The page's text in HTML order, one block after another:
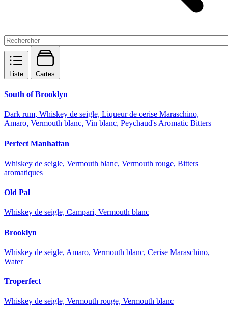
Liste Cartes
South of Brooklyn
Dark rum, Whiskey de seigle, Liqueur de cerise Maraschino,
Amaro, Vermouth blanc, Vin blanc, Peychaud's Aromatic Bitters
Perfect Manhattan
Whiskey de seigle, Vermouth blanc, Vermouth rouge, Bitters
aromatiques
Old Pal
Whiskey de seigle, Campari, Vermouth blanc
Brooklyn
Whiskey de seigle, Amaro, Vermouth blanc, Cerise Maraschino,
Water
Troperfect
Whiskey de seigle, Vermouth rouge, Vermouth blanc